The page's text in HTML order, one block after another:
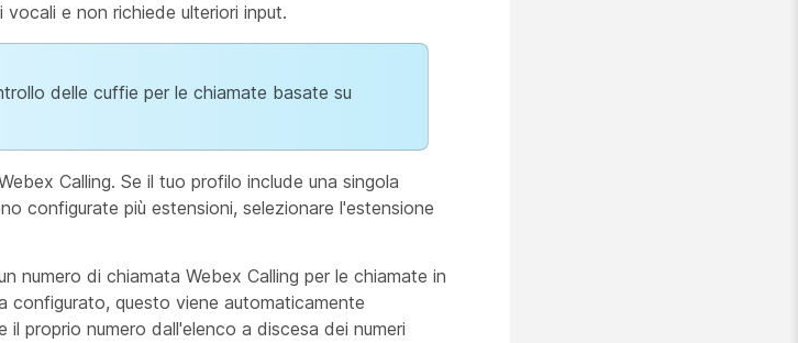
e non richiede ulteriori input.
delle cuffie per le chiamate basate su
Calling. Se il tuo profilo include una singola
configurate più estensioni, selezionare l'estensione
numero di chiamata Webex Calling per le chiamate in
configurato, questo viene automaticamente
proprio numero dall'elenco a discesa dei numeri